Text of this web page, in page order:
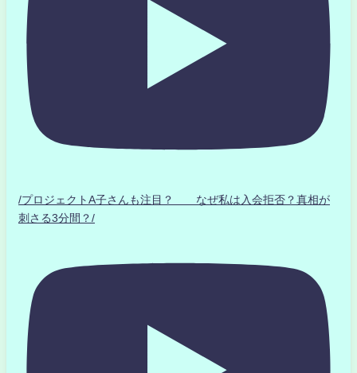
/プロジェクトA子さんも注目？ なぜ私は入会拒否？真相が
刺さる3分間？/